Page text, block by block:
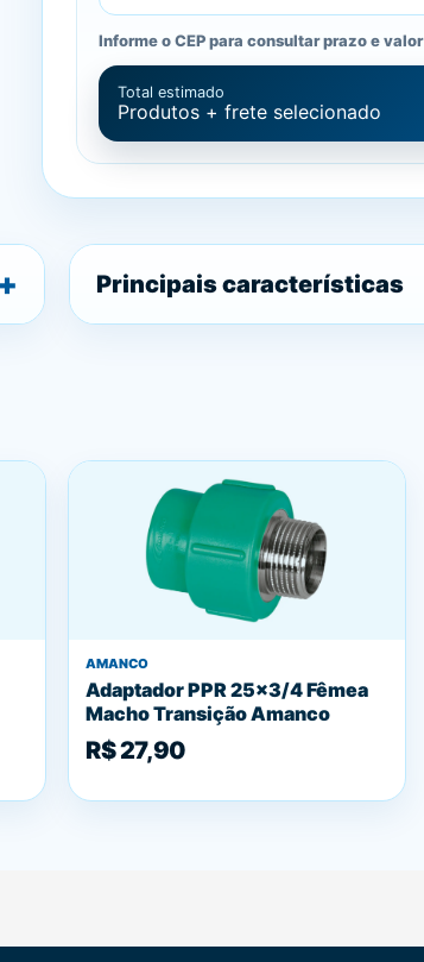
Informe o CEP para consultar prazo e
Total estimado
Produtos + frete selecionado
Principais características
AMANCO
Adaptador PPR 25x3/4 Fêmea
Macho Transição Amanco
R$ 27,90